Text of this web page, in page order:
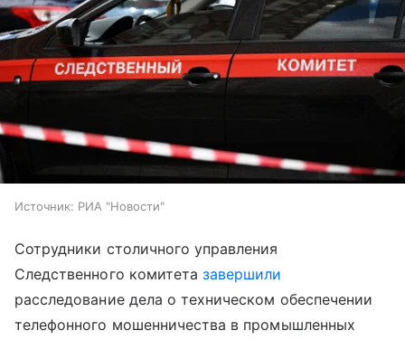
Источник: РИА "Новости"
Сотрудники столичного управления
Следственного комитетазавершили
расследование дела о техническом обеспечении
телефонного мошенничества в промышленных